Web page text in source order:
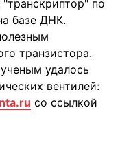
по
базе ДНК.
транзистора.
удалось
вентилей:
со ссылкой